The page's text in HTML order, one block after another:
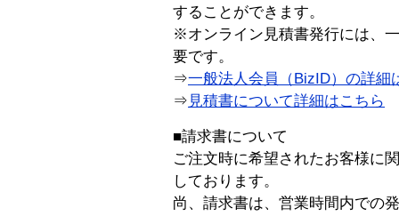
することができます。
※オンライン見積書発行には、
要です。
⇒一般法人会員（BizID）の詳細
⇒ 見積書について詳細はこちら
■請求書について
ご注文時に希望されたお客様に
しております。
尚、請求書は、営業時間内での